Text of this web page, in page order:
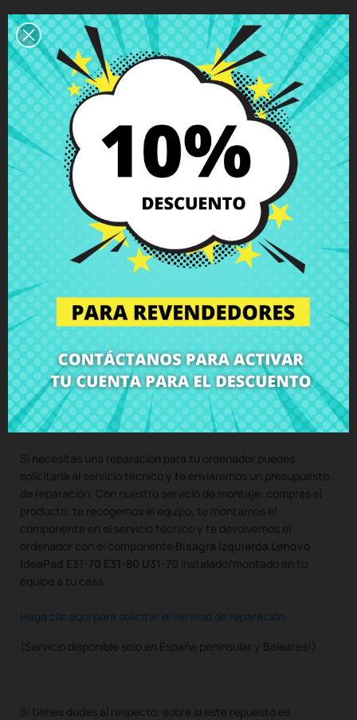
Descripción
Detalles del producto
Grados
Comentarios
Bisagra izquierda Lenovo IdeaPad
E31-70 E31-80 U31-70
sin tornillos
CompraBisagra izquierda Lenovo IdeaPad E31-70 E31-80
U31-70al mejor precio en CRParts - PRODUCTO USADO
ORIGINAL - disponible también con nuestro servicio de
montaje.
Si necesitas una reparación para tu ordenador puedes
solicitarla al servicio técnico y te enviaremos un presupuesto
de reparación. Con nuestro servicio de montaje, compras el
producto, te recogemos el equipo, te montamos el
componente en el servicio técnico y te devolvemos el
ordenador con el componente Bisagra izquierda Lenovo
IdeaPad E31-70 E31-80 U31-70 instalado/montado en tu
equipo a tu casa.
Haga clic aquí para solicitar el servicio de reparación
(Servicio disponible solo en España peninsular y Baleares!)
Si tienes dudas al respecto, sobre si este repuesto es